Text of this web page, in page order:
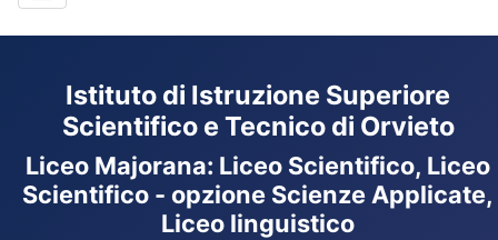
Istituto di Istruzione Superiore
Scientifico e Tecnico di Orvieto
Liceo Majorana: Liceo Scientifico, Liceo
Scientifico - opzione Scienze Applicate,
Liceo linguistico